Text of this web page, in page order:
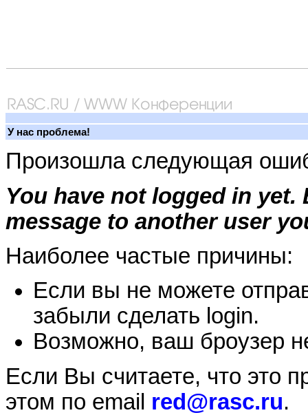
У нас проблема!
Произошла следующая
You have not logged in
message to another user
Наиболее частые причины:
Если вы не можете
забыли сделать login.
Возможно, ваш броузер
Если Вы считаете, что это
этом по email red@rasc.ru.